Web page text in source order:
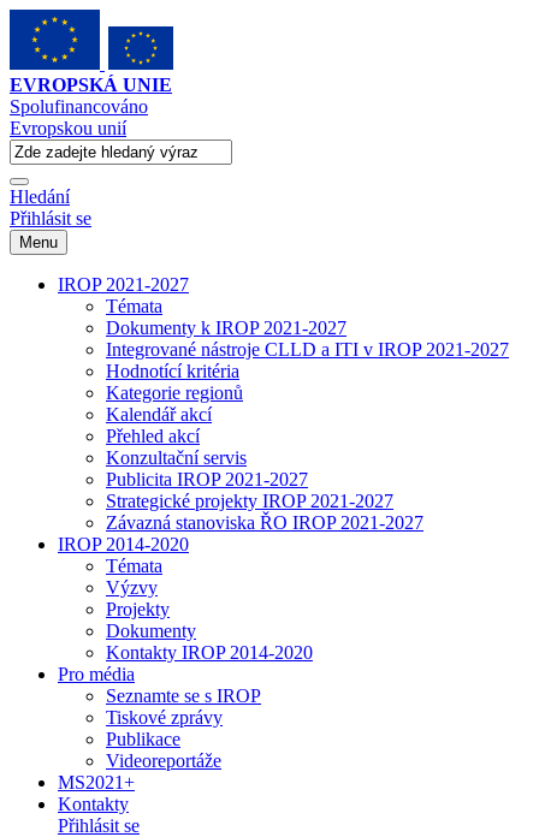
EVROPSKÁ UNIE
Spolufinancováno
Evropskou unií
Hledání
Přihlásit se
Menu
IROP 2021-2027
Témata
Dokumenty k IROP 2021-2027
Integrované nástroje CLLD a ITI v IROP 2021-2027
Hodnotící kritéria
Kategorie regionů
Kalendář akcí
Přehled akcí
Konzultační servis
Publicita IROP 2021-2027
Strategické projekty IROP 2021-2027
Závazná stanoviska ŘO IROP 2021-2027
IROP 2014-2020
Témata
Výzvy
Projekty
Dokumenty
Kontakty IROP 2014-2020
Pro média
Seznamte se s IROP
Tiskové zprávy
Publikace
Videoreportáže
MS2021+
Kontakty
Přihlásit se